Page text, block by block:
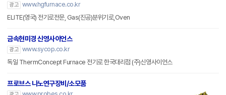
광고 www.hgfurnace.co.kr
ELITE(영국) 전기로전문, Gas(진공)분위기로,Oven
금속현미경 신영사이언스
광고 www.sycop.co.kr
독일 ThermConcept Furnace 전기로 한국대리점 (주)신영사이언스
프로브스 나노연구장비/소모품